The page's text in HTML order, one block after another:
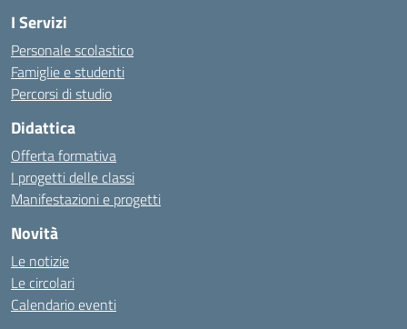
I Servizi
Personale scolastico
Famiglie e studenti
Percorsi di studio
Didattica
Offerta formativa
I progetti delle classi
Manifestazioni e progetti
Novità
Le notizie
Le circolari
Calendario eventi